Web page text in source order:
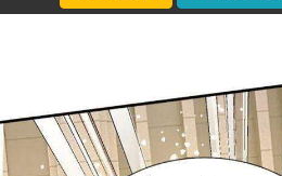
Cổ Đại